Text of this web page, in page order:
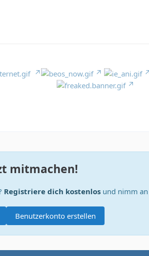
mitmachen!
Registriere dich kostenlosund nimm an
Benutzerkonto erstellen